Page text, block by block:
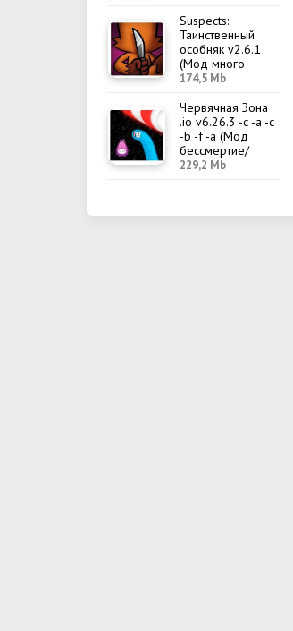
Suspects:
Таинственный
особняк v2.6.1
(Мод много
денег/меню)
174,5 Mb
Червячная Зона
.io v6.26.3 -c -a -c
-b -f -a (Мод
бессмертие/
меню)
229,2 Mb